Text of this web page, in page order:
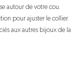
autour de votre cou.
pour ajuster le collier.
aux autres bijoux de